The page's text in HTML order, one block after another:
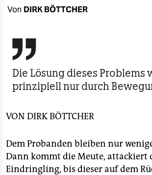
wahrheit
verlag
veranstaltungen
shop
abo
genossenschaft
Von DIRK BÖTTCHER

Die Lösung dieses Problems
prinzipiell nur durch
VON DIRK BÖTTCHER
Dem Probanden bleiben nur
Dann kommt die Meute, attackiert
Eindringling, bis dieser auf dem